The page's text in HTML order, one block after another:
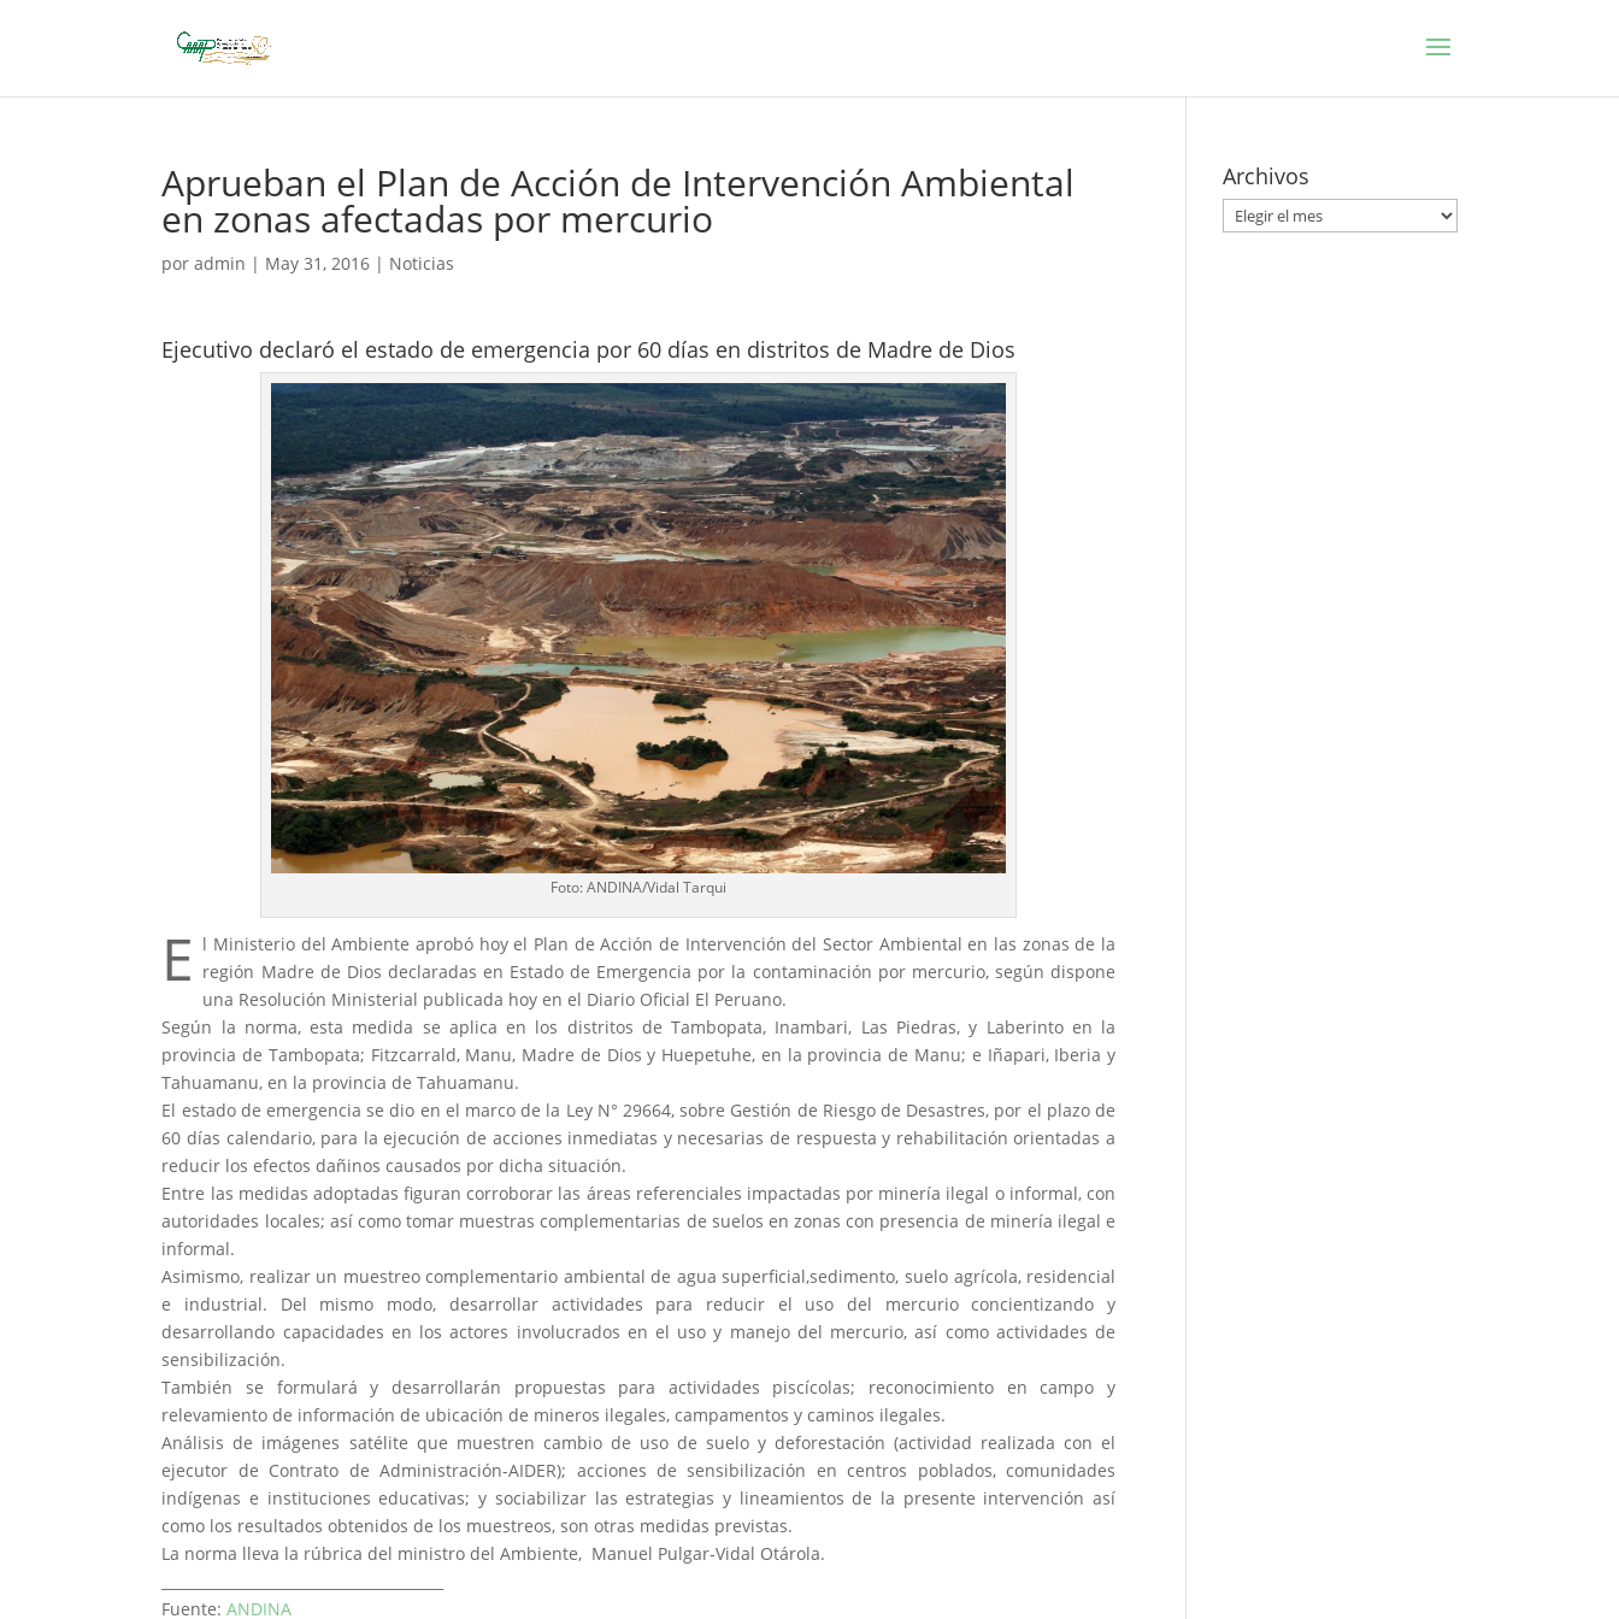
Aprueban el Plan de Acción de Intervención Ambiental
en zonas afectadas por mercurio
poradmin | May 31, 2016 | Noticias
Ejecutivo declaró el estado de emergencia por 60 días en distritos de Madre de Dios
Foto: ANDINA/Vidal Tarqui
E l Ministerio del Ambiente aprobó hoy el Plan de Acción de Intervención del Sector Ambiental en las zonas de la
región Madre de Dios declaradas en Estado de Emergencia por la contaminación por mercurio, según dispone
una Resolución Ministerial publicada hoy en el Diario Oficial El Peruano.
Según la norma, esta medida se aplica en los distritos de Tambopata, Inambari, Las Piedras, y Laberinto en la
provincia de Tambopata; Fitzcarrald, Manu, Madre de Dios y Huepetuhe, en la provincia de Manu; e Iñapari, Iberia y
Tahuamanu, en la provincia de Tahuamanu.
El estado de emergencia se dio en el marco de la Ley N° 29664, sobre Gestión de Riesgo de Desastres, por el plazo de
60 días calendario, para la ejecución de acciones inmediatas y necesarias de respuesta y rehabilitación orientadas a
reducir los efectos dañinos causados por dicha situación.
Entre las medidas adoptadas figuran corroborar las áreas referenciales impactadas por minería ilegal o informal, con
autoridades locales; así como tomar muestras complementarias de suelos en zonas con presencia de minería ilegal e
informal.
Asimismo, realizar un muestreo complementario ambiental de agua superficial,sedimento, suelo agrícola, residencial
e industrial. Del mismo modo, desarrollar actividades para reducir el uso del mercurio concientizando y
desarrollando capacidades en los actores involucrados en el uso y manejo del mercurio, así como actividades de
sensibilización.
También se formulará y desarrollarán propuestas para actividades piscícolas; reconocimiento en campo y
relevamiento de información de ubicación de mineros ilegales, campamentos y caminos ilegales.
Análisis de imágenes satélite que muestren cambio de uso de suelo y deforestación (actividad realizada con el
ejecutor de Contrato de Administración-AIDER); acciones de sensibilización en centros poblados, comunidades
indígenas e instituciones educativas; y sociabilizar las estrategias y lineamientos de la presente intervención así
como los resultados obtenidos de los muestreos, son otras medidas previstas.
La norma lleva la rúbrica del ministro del Ambiente, Manuel Pulgar-Vidal Otárola.
Fuente:ANDINA
Archivos
Archivos